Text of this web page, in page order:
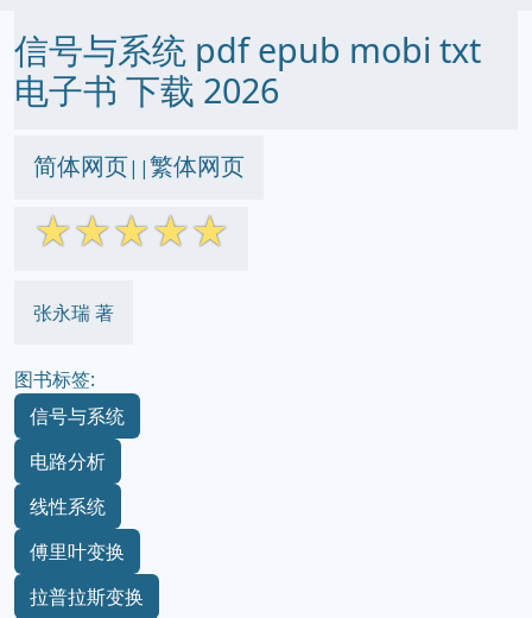
信号与系统 pdf epub mobi txt
电子书 下载 2026
简体网页||繁体网页
☆☆☆☆☆
张永瑞 著
图书标签:
信号与系统
电路分析
线性系统
傅里叶变换
拉普拉斯变换